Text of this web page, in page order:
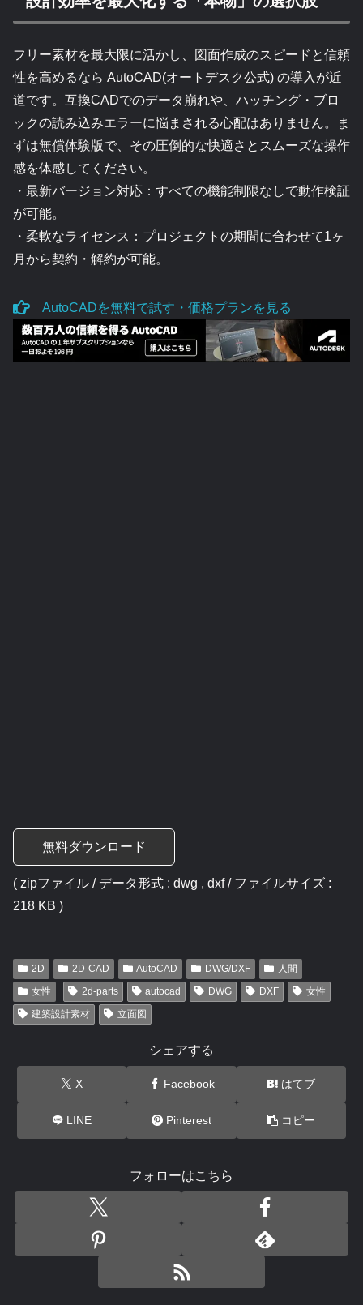
フリー素材を最大限に活かし、図面作成のスピードと信頼
性を高めるなら AutoCAD(オートデスク公式) の導入が近
道です。互換CADでのデータ崩れや、ハッチング・ブロ
ックの読み込みエラーに悩まされる心配はありません。ま
ずは無償体験版で、その圧倒的な快適さとスムーズな操作
感を体感してください。
・最新バージョン対応：すべての機能制限なしで動作検証
が可能。
・柔軟なライセンス：プロジェクトの期間に合わせて1ヶ
月から契約・解約が可能。
AutoCADを無料で試す・価格プランを見る
無料ダウンロード
( zipファイル / データ形式 : dwg , dxf / ファイルサイズ :
218 KB )
2D 2D-CAD AutoCAD DWG/DXF
人間
女性
2d-parts autocad DWG DXF
女性
建築設計素材
立面図
シェアする
X Facebook はてブ
LINE Pinterest コピー
フォローはこちら